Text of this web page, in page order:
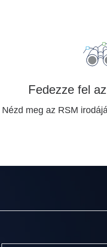
Fedezze fel
Nézd meg az RSM